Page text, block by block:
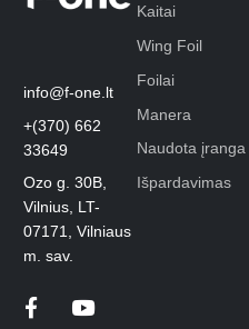
info@f-one.lt
+(370) 662
33649
Ozo g. 30B,
Vilnius, LT-
07171, Vilniaus
m. sav.
Kaitai
Wing Foil
Foilai
Manera
Naudota įranga
Išpardavimas